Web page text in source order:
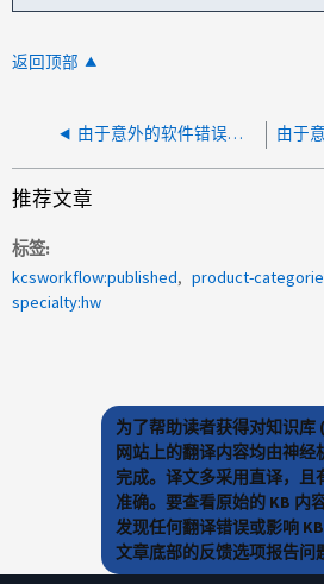
返回顶部
由于意外的软件错误，网络接口 e0a 初始化失败
推荐文章
标签
kcsworkflow:published
product-
specialty:hw
为了帮助读者获得对知识库
网站上的翻译内容均由神经
完成。译文多采用直译，且
准确。要查看原始的 KB 内
发现任何翻译错误或影响
文章底部的反馈选项报告问